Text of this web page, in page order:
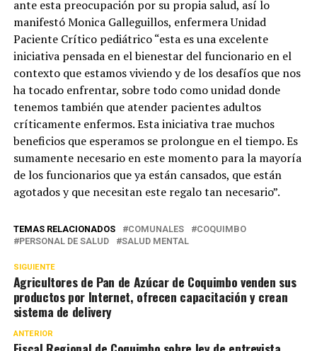
ante esta preocupación por su propia salud, así lo
manifestó Monica Galleguillos, enfermera Unidad
Paciente Crítico pediátrico “esta es una excelente
iniciativa pensada en el bienestar del funcionario en el
contexto que estamos viviendo y de los desafíos que nos
ha tocado enfrentar, sobre todo como unidad donde
tenemos también que atender pacientes adultos
críticamente enfermos. Esta iniciativa trae muchos
beneficios que esperamos se prolongue en el tiempo. Es
sumamente necesario en este momento para la mayoría
de los funcionarios que ya están cansados, que están
agotados y que necesitan este regalo tan necesario”.
TEMAS RELACIONADOS COMUNALES
COQUIMBO
PERSONAL DE SALUD
SALUD MENTAL
SIGUIENTE
Agricultores de Pan de Azúcar de Coquimbo venden sus
productos por Internet, ofrecen capacitación y crean
sistema de delivery
ANTERIOR